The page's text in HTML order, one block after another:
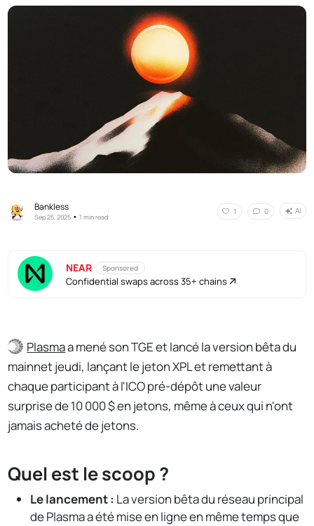
Bankless
Sep 25, 2025 •1 min read
1 0 AI
NEAR Sponsored
Confidential swaps across 35+ chains
Plasmaa mené son TGE et lancé la version bêta du
mainnet jeudi, lançant le jeton XPL et remettant à
chaque participant à l'ICO pré-dépôt une valeur
surprise de 10 000 $ en jetons, même à ceux qui n'ont
jamais acheté de jetons.
Quel est le scoop ?
Le lancement : La version bêta du réseau principal
de Plasma a été mise en ligne en même temps que